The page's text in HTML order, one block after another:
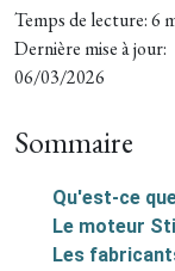
Temps de lecture: 6
Dernière mise à jour:
06/03/2026
Sommaire
Qu'est-ce
Le moteur
Les